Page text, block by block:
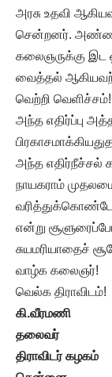
அரசு உதவி
சென்றனர்.
கலைஞருக்கு இட
வைத்தல்
வெற்றி வெளிச்சம்!
அந்த எதிர்ப்பு
அந்த எதிர்நீச்சல்
நாயகராம்
என்று
சுயமரியாதைச்
வாழ்க கலைஞர்!
வெல்க திராவிடம்!
கி.வீரமணி
தலைவர்
திராவிடர் கழகம்